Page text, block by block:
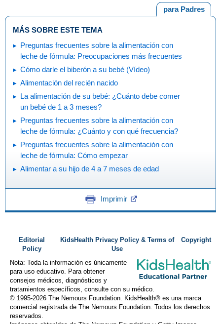
para Padres
MÁS SOBRE ESTE TEMA
Preguntas frecuentes sobre la alimentación con
leche de fórmula: Preocupaciones más frecuentes
Cómo darle el biberón a su bebé (Vídeo)
Alimentación del recién nacido
La alimentación de su bebé: ¿Cuánto debe comer
un bebé de 1 a 3 meses?
Preguntas frecuentes sobre la alimentación con
leche de fórmula: ¿Cuánto y con qué frecuencia?
Preguntas frecuentes sobre la alimentación con
leche de fórmula: Cómo empezar
Alimentar a su hijo de 4 a 7 meses de edad
Imprimir
Editorial
Policy
KidsHealth Privacy Policy & Terms of
Use
Copyright
Nota: Toda la información es únicamente
para uso educativo. Para obtener
consejos médicos, diagnósticos y
tratamientos específicos, consulte con su médico.
© 1995-2026 The Nemours Foundation. KidsHealth® es una marca
comercial registrada de The Nemours Foundation. Todos los derechos
reservados.